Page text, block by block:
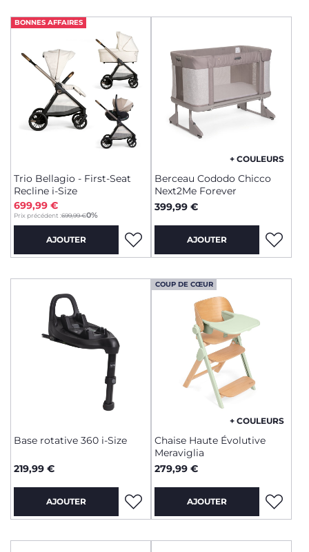
BONNES AFFAIRES
Trio Bellagio - First-Seat
Recline i-Size
Prix précédent :699,99 €0%
to
699,99 €
AJOUTER
+ COULEURS
Berceau Cododo Chicco
Next2Me Forever
399,99 €
AJOUTER
Base rotative 360 i-Size
219,99 €
AJOUTER
COUP DE CŒUR
+ COULEURS
Chaise Haute Évolutive
Meraviglia
279,99 €
AJOUTER